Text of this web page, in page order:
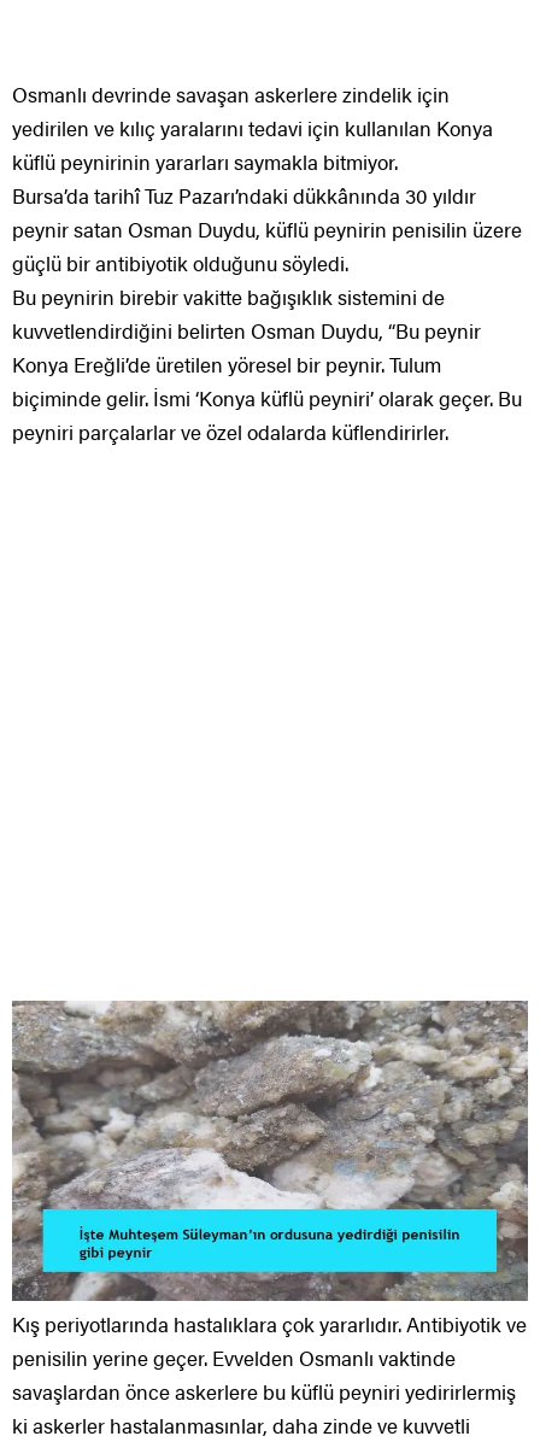
Osmanlı devrinde savaşan askerlere zindelik için
yedirilen ve kılıç yaralarını tedavi için kullanılan Konya
küflü peynirinin yararları saymakla bitmiyor.
Bursa’da tarihî Tuz Pazarı’ndaki dükkânında 30 yıldır
peynir satan Osman Duydu, küflü peynirin penisilin üzere
güçlü bir antibiyotik olduğunu söyledi.
Bu peynirin birebir vakitte bağışıklık sistemini de
kuvvetlendirdiğini belirten Osman Duydu, “Bu peynir
Konya Ereğli’de üretilen yöresel bir peynir. Tulum
biçiminde gelir. İsmi ‘Konya küflü peyniri’ olarak geçer. Bu
peyniri parçalarlar ve özel odalarda küflendirirler.
Kış periyotlarında hastalıklara çok yararlıdır. Antibiyotik ve
penisilin yerine geçer. Evvelden Osmanlı vaktinde
savaşlardan önce askerlere bu küflü peyniri yedirirlermiş
ki askerler hastalanmasınlar, daha zinde ve kuvvetli